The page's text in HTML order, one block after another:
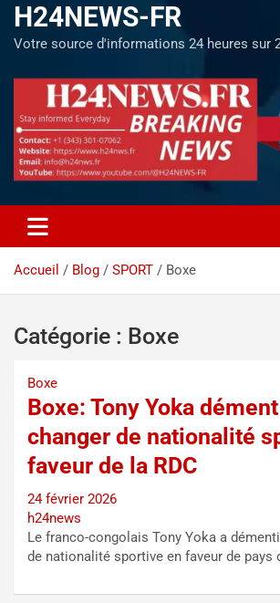
H24NEWS-FR
Votre source d'informations 24 heures sur
Accueil Blog SPORT Boxe
Catégorie : Boxe
Boxe
Boxe: Tony Yoka
changer de nationalité
faveur de la RDC
24 février 2026
h24news
Le franco-congolais Tony Yoka a
de nationalité sportive en faveur de pays